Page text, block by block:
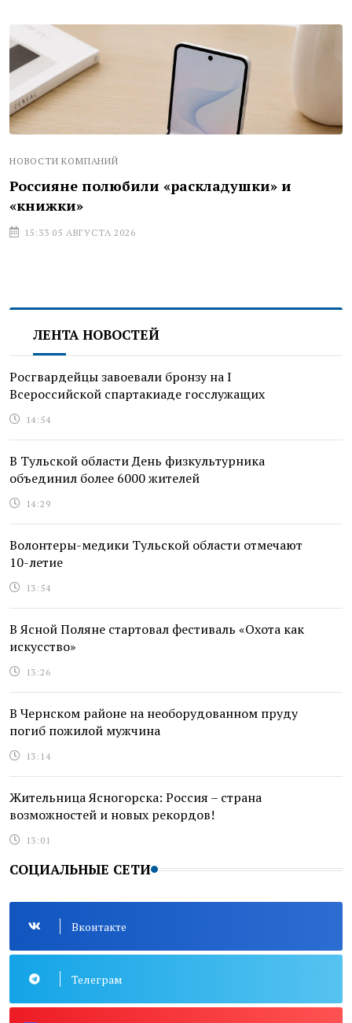
НОВОСТИ КОМПАНИЙ
Россияне полюбили «раскладушки» и
«книжки»
15:33 05 АВГУСТА 2026
ЛЕНТА НОВОСТЕЙ
Росгвардейцы завоевали бронзу на I
Всероссийской спартакиаде госслужащих
14:54
В Тульской области День физкультурника
объединил более 6000 жителей
14:29
Волонтеры-медики Тульской области отмечают
10-летие
13:54
В Ясной Поляне стартовал фестиваль «Охота как
искусство»
13:26
В Чернском районе на необорудованном пруду
погиб пожилой мужчина
13:14
Жительница Ясногорска: Россия – страна
возможностей и новых рекордов!
13:01
СОЦИАЛЬНЫЕ СЕТИ
Вконтакте
Телеграм